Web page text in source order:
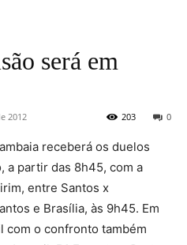
será em
2012 0
203
receberá os duelos
a partir das 8h45, com a
entre Santos x
e Brasília, às 9h45. Em
com o confronto também